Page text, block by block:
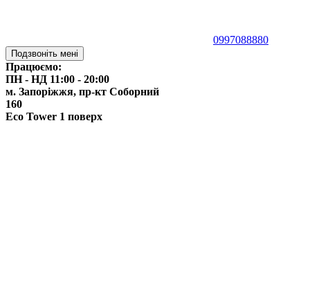
0997088880
Подзвоніть мені
Працюємо:
ПН - НД 11:00 - 20:00
м. Запоріжжя, пр-кт Соборний
160
Eco Tower 1 поверх